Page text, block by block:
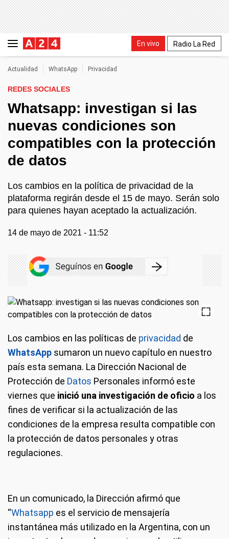
En vivo Radio La Red
Actualidad WhatsApp Privacidad
REDES SOCIALES
Whatsapp: investigan si las
nuevas condiciones son
compatibles con la protección
de datos
Los cambios en la política de privacidad de la
plataforma regirán desde el 15 de mayo. Serán solo
para quienes hayan aceptado la actualización.
14 de mayo de 2021 - 11:52
Los cambios en las políticas de privacidad de
WhatsApp sumaron un nuevo capítulo en nuestro
país esta semana. La Dirección Nacional de
Protección de Datos Personales informó este
viernes que inició una investigación de oficio a los
fines de verificar si la actualización de las
condiciones de la empresa resulta compatible con
la protección de datos personales y otras
regulaciones.
En un comunicado, la Dirección afirmó que
“Whatsapp es el servicio de mensajería
instantánea más utilizado en la Argentina, con un